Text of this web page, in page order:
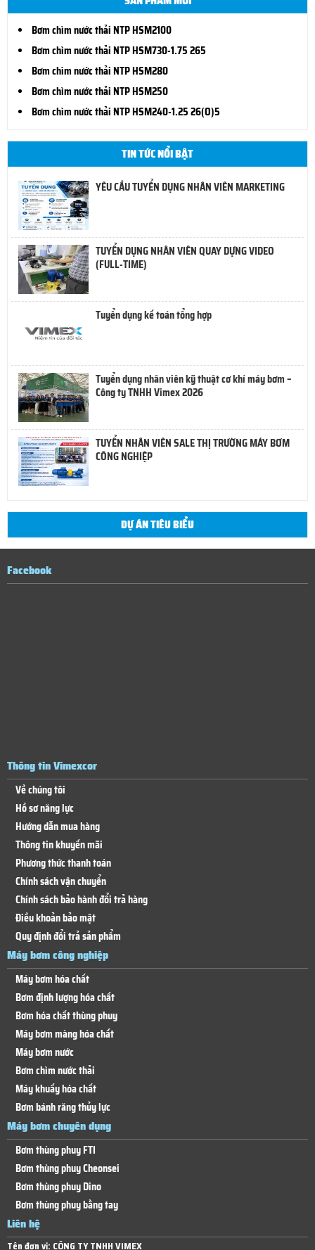
Bơm chìm nước thải NTP HSM2100
Bơm chìm nước thải NTP HSM730-1.75 265
Bơm chìm nước thải NTP HSM280
Bơm chìm nước thải NTP HSM250
Bơm chìm nước thải NTP HSM240-1.25 26(O)5
TIN TỨC NỔI BẬT
YÊU CẦU TUYỂN DỤNG NHÂN VIÊN MARKETING
TUYỂN DỤNG NHÂN VIÊN QUAY DỰNG VIDEO
(FULL-TIME)
Tuyển dụng kế toán tổng hợp
Tuyển dụng nhân viên kỹ thuật cơ khí máy bơm –
Công ty TNHH Vimex 2026
TUYỂN NHÂN VIÊN SALE THỊ TRƯỜNG MÁY BƠM
CÔNG NGHIỆP
DỰ ÁN TIÊU BIỂU
Facebook
Thông tin Vimexcor
Về chúng tôi
Hồ sơ năng lực
Hướng dẫn mua hàng
Thông tin khuyến mãi
Phương thức thanh toán
Chính sách vận chuyển
Chính sách bảo hành đổi trả hàng
Điều khoản bảo mật
Quy định đổi trả sản phẩm
Máy bơm công nghiệp
Máy bơm hóa chất
Bơm định lượng hóa chất
Bơm hóa chất thùng phuy
Máy bơm màng hóa chất
Máy bơm nước
Bơm chìm nước thải
Máy khuấy hóa chất
Bơm bánh răng thủy lực
Máy bơm chuyên dụng
Bơm thùng phuy FTI
Bơm thùng phuy Cheonsei
Bơm thùng phuy Dino
Bơm thùng phuy bằng tay
Liên hệ
Tên đơn vị: CÔNG TY TNHH VIMEX